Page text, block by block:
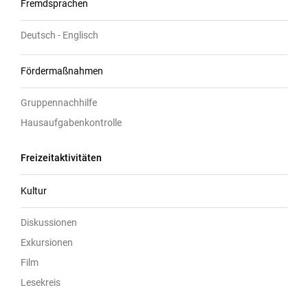
Fremdsprachen
Deutsch - Englisch
Fördermaßnahmen
Gruppennachhilfe
Hausaufgabenkontrolle
Freizeitaktivitäten
Kultur
Diskussionen
Exkursionen
Film
Lesekreis